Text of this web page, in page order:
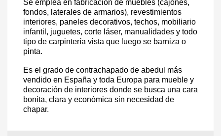
Se emplea en fabricación de muebles (cajones,
fondos, laterales de armarios), revestimientos
interiores, paneles decorativos, techos, mobiliario
infantil, juguetes, corte láser, manualidades y todo
tipo de carpintería vista que luego se barniza o
pinta.
Es el grado de contrachapado de abedul más
vendido en España y toda Europa para mueble y
decoración de interiores donde se busca una cara
bonita, clara y económica sin necesidad de
chapar.
Acepto el procesamientodatos personales.
Todos los campos son obligatorios.